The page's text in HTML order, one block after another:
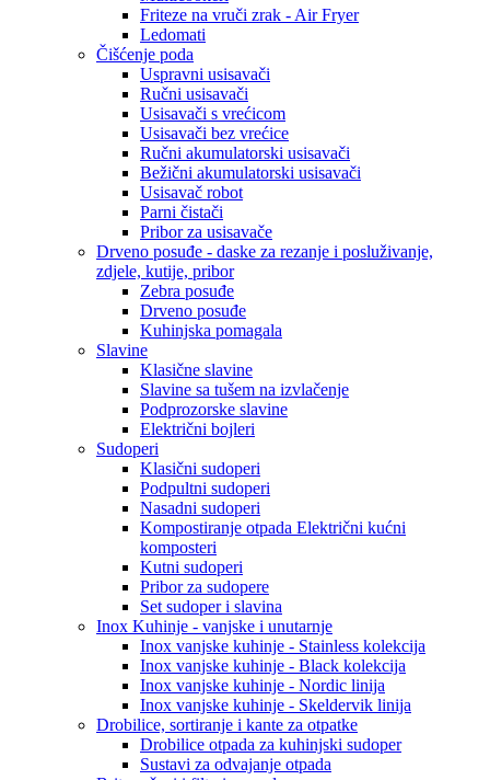
Friteze na vruči zrak - Air Fryer
Ledomati
Čišćenje poda
Uspravni usisavači
Ručni usisavači
Usisavači s vrećicom
Usisavači bez vrećice
Ručni akumulatorski usisavači
Bežični akumulatorski usisavači
Usisavač robot
Parni čistači
Pribor za usisavače
Drveno posuđe - daske za rezanje i posluživanje,
zdjele, kutije, pribor
Zebra posuđe
Drveno posuđe
Kuhinjska pomagala
Slavine
Klasične slavine
Slavine sa tušem na izvlačenje
Podprozorske slavine
Električni bojleri
Sudoperi
Klasični sudoperi
Podpultni sudoperi
Nasadni sudoperi
Kompostiranje otpada Električni kućni
komposteri
Kutni sudoperi
Pribor za sudopere
Set sudoper i slavina
Inox Kuhinje - vanjske i unutarnje
Inox vanjske kuhinje - Stainless kolekcija
Inox vanjske kuhinje - Black kolekcija
Inox vanjske kuhinje - Nordic linija
Inox vanjske kuhinje - Skeldervik linija
Drobilice, sortiranje i kante za otpatke
Drobilice otpada za kuhinjski sudoper
Sustavi za odvajanje otpada